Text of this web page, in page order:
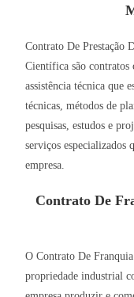
Contrato De Prestação
Científica são contratos
assistência técnica que
técnicas, métodos de
pesquisas, estudos e
serviços especializados
empresa.
Contrato De
O Contrato De
propriedade industrial